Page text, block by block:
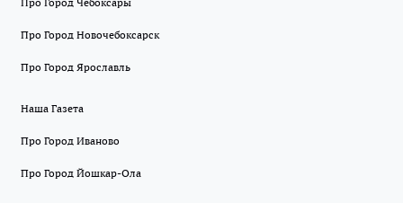
Про Город Новочебоксарск
Про Город Ярославль
Наша Газета
Про Город Иваново
Про Город Йошкар-Ола